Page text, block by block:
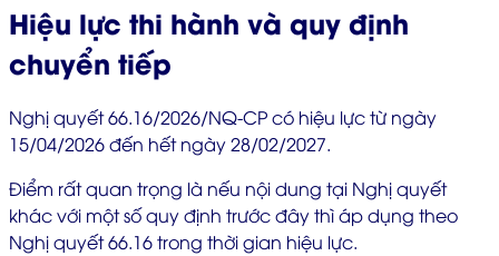
Hiệu lực thi hành và quy định
chuyển tiếp
Nghị quyết 66.16/2026/NQ-CP có hiệu lực từ ngày
15/04/2026 đến hết ngày 28/02/2027.
Điểm rất quan trọng là nếu nội dung tại Nghị quyết
khác với một số quy định trước đây thì áp dụng theo
Nghị quyết 66.16 trong thời gian hiệu lực.